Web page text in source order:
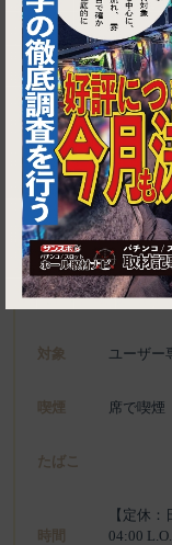
東京都港区新橋2-3-
施設名 CABIN
電話 03-3581-
種別 ユーザー
対象 ユーザー
喫煙 席で喫煙
たばこ
時間
【定休
04:00